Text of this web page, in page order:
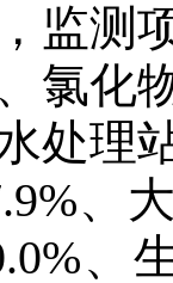
监测
氯化
处理
、
、